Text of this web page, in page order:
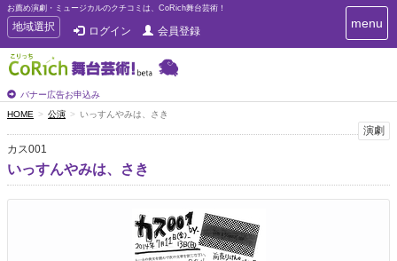
お薦め演劇・ミュージカルのクチコミは、CoRich舞台芸術！
T
o
g
g
e
n
a
v
g
地域選択 ログイン 会員登録
バナー広告お申込み
T
o
i
g
menu
HOME 公演 いっすんやみは、さき
演劇
カス001
いっすんやみは、さき